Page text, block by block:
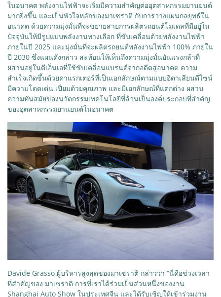
ในอนาคต พลังงานไฟฟ้าจะเริ่มมีความสำคัญต่ออุตสาหกรรมยานยนต์
มากยิ่งขึ้น และเป็นหัวใจหลักของมาเซราติ กับการวางแผนกลยุทธ์ใน
อนาคต ด้วยความมุ่งมั่นที่จะขยายสายการผลิตรถยนต์โมเดลที่มีอยู่ใน
ปัจจุบันให้มีรูปแบบพลังงานทางเลือก ที่ขับเคลื่อนด้วยพลังงานไฟฟ้า
ภายในปี 2025 และมุ่งมั่นที่จะผลิตรถยนต์พลังงานไฟฟ้า 100% ภายใน
ปี 2030 ซึ่งแผนดังกล่าว สะท้อนให้เห็นถึงความมุ่งมั่นอันแรงกล้าที่
ผสานอยู่ในดีเอ็นเอที่ใช้ขับเคลื่อนแบรนด์จากอดีตสู่อนาคต ความ
สำเร็จเกิดขึ้นด้วยคาแรกเตอร์ที่เป็นเอกลักษณ์ตามแบบอิตาเลียนดีไซน์
มีความโดดเด่น เปี่ยมด้วยคุณภาพ และมีเอกลักษณ์ที่แตกต่าง ผสาน
ความทันสมัยของนวัตกรรมเทคโนโลยีที่ล้วนเป็นองค์ประกอบที่สำคัญ
ของอุตสาหกรรมยานยนต์ในอนาคต
Davide Grasso ผู้บริหารสูงสุดของมาเซราติ กล่าวว่า “นี่คือช่วงเวลา
ที่สำคัญของ มาเซราติ การที่เราได้ร่วมเป็นส่วนหนึ่งของงาน
Shanghai Auto Show ในประเทศจีน และได้รับเชิญให้เข้าร่วมงาน